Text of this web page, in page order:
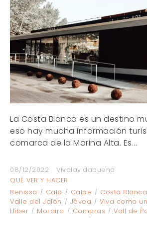
La Costa Blanca es un destino
eso hay mucha información
comarca de la Marina Alta. Es...
08/12/2022
Vivalavidabuena
QUÉ VER Y HACER
Benissa
Calp Calpe Costa Blanca
Valle del Jalón
Jávea
Viva como
Llíber
Moraira Compras Vall de